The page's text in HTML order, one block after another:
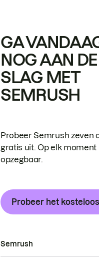
GA
NOG AAN DE
SLAG MET
SEMRUSH
Probeer Semrush zeven
gratis uit. Op elk moment
opzegbaar.
Probeer het
Semrush